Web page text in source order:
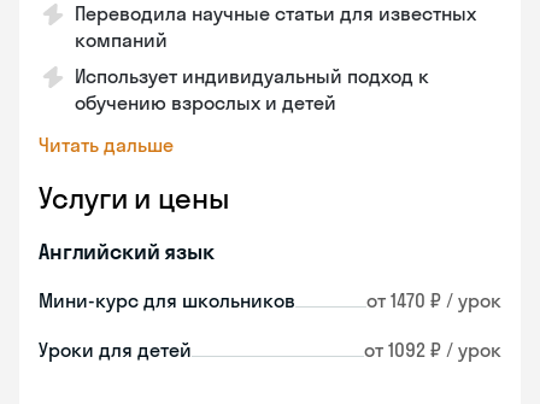
Переводила научные статьи для известных
компаний
Использует индивидуальный подход к
обучению взрослых и детей
Читать дальше
Услуги и цены
Английский язык
Мини-курс для школьников от 1470 ₽ / урок
Уроки для детей от 1092 ₽ / урок